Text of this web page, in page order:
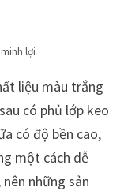
lợi
liệu màu trắng
có phủ lớp keo
có độ bền cao,
một cách dễ
những sản